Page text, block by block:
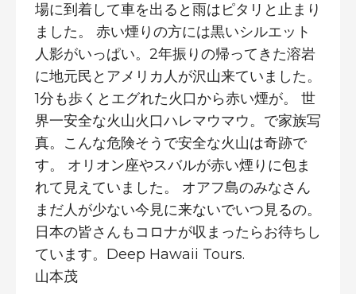
場に到着して車を出ると雨はピタリと止まり
ました。 赤い煙りの方には黒いシルエット
人影がいっぱい。2年振りの帰ってきた溶岩
に地元民とアメリカ人が沢山来ていました。
1分も歩くとエグれた火口から赤い煙が。 世
界一安全な火山火口ハレマウマウ。で家族写
真。こんな危険そうで安全な火山は奇跡で
す。 オリオン座やスバルが赤い煙りに包ま
れて見えていました。 オアフ島のみなさん
まだ人が少ない今見に来ないでいつ見るの。
日本の皆さんもコロナが収まったらお待ちし
ています。Deep Hawaii Tours.
山本茂